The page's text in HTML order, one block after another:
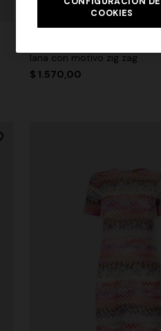
+ 2 colores
lana con motivo zig zag
$ 1.570,00
COOKIES